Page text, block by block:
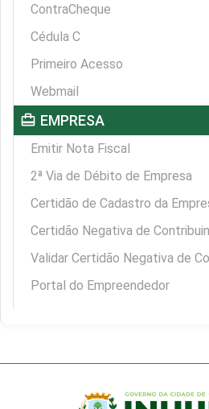
ContraCheque
Cédula C
Primeiro Acesso
Webmail
card_travel EMPRESA
Emitir Nota Fiscal
2ª Via de Débito de Empresa
Certidão de Cadastro da
Certidão Negativa de
Validar Certidão Negativa de
Portal do Empreendedor